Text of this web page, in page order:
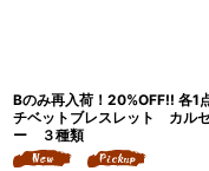
Bのみ再入荷！20%OFF!! 各1
チベットブレスレット カル
ー ３種類